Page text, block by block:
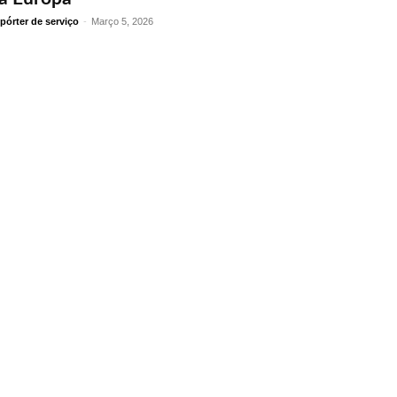
de serviço - Março 5, 2026